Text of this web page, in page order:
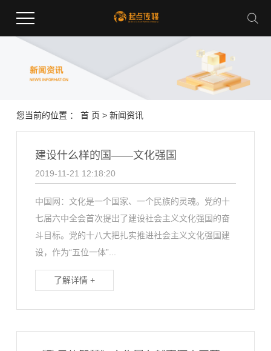
您当前的位置 ： 首 页 > 新闻资讯
建设什么样的国——文化强国
2019-11-21 12:18:20
中国网：文化是一个国家、一个民族的灵魂。党的十
七届六中全会首次提出了建设社会主义文化强国的奋
斗目标。党的十八大把扎实推进社会主义文化强国建
设，作为“五位一体”...
了解详情 +